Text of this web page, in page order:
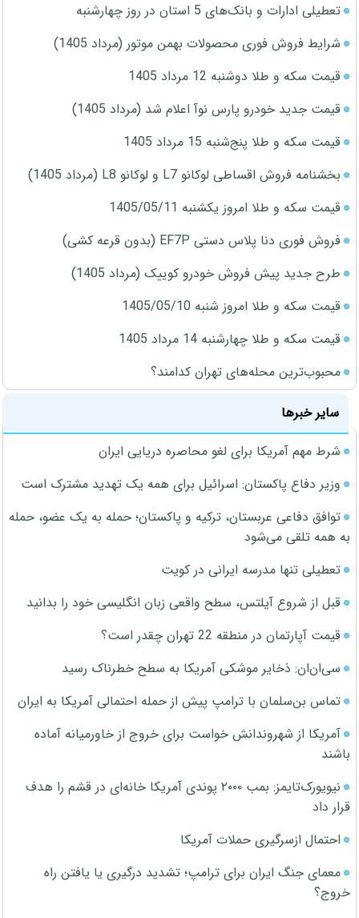
تعطیلی ادارات و بانک‌های 5 استان در روز چهارشنبه
شرایط فروش فوری محصولات بهمن موتور (مرداد 1405)
قیمت سکه و طلا دوشنبه 12 مرداد 1405
قیمت جدید خودرو پارس نوآ اعلام شد (مرداد 1405)
قیمت سکه و طلا پنج‌شنبه 15 مرداد 1405
بخشنامه فروش اقساطی لوکانو L7 و لوکانو L8 (مرداد 1405)
قیمت سکه و طلا امروز یکشنبه 1405/05/11
فروش فوری دنا پلاس دستی EF7P (بدون قرعه کشی)
طرح جدید پیش فروش خودرو کوییک (مرداد 1405)
قیمت سکه و طلا امروز شنبه 1405/05/10
قیمت سکه و طلا چهارشنبه 14 مرداد 1405
محبوب‌ترین محله‌های تهران کدامند؟
سایر خبرها
شرط مهم آمریکا برای لغو محاصره دریایی ایران
وزیر دفاع پاکستان: اسرائیل برای همه یک تهدید مشترک است
توافق دفاعی عربستان، ترکیه و پاکستان؛ حمله به یک عضو، حمله
به همه تلقی می‌شود
تعطیلی تنها مدرسه ایرانی در کویت
قبل از شروع آیلتس، سطح واقعی زبان انگلیسی خود را بدانید
قیمت آپارتمان در منطقه 22 تهران چقدر است؟
سی‌ان‌ان: ذخایر موشکی آمریکا به سطح خطرناک رسید
تماس بن‌سلمان با ترامپ پیش از حمله احتمالی آمریکا به ایران
آمریکا از شهروندانش خواست برای خروج از خاورمیانه آماده
باشند
نیویورک‌تایمز: بمب ۲۰۰۰ پوندی آمریکا خانه‌ای در قشم را هدف
قرار داد
احتمال ازسرگیری حملات آمریکا
معمای جنگ ایران برای ترامپ؛ تشدید درگیری یا یافتن راه
خروج؟